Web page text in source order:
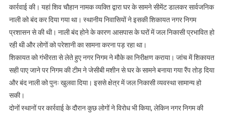
कार्रवाई की। यहां शिव चौहान नामक व्यक्ति द्वारा घर के सामने सीमेंट डालकर सार्वजनिक
नाली को बंद कर दिया गया था। स्थानीय निवासियों ने इसकी शिकायत नगर निगम
प्रशासन से की थी। नाली बंद होने के कारण आसपास के घरों में जल निकासी प्रभावित हो
रही थी और लोगों को परेशानी का सामना करना पड़ रहा था।
शिकायत को गंभीरता से लेते हुए नगर निगम ने मौके का निरीक्षण कराया। जांच में शिकायत
सही पाए जाने पर निगम की टीम ने जेसीबी मशीन से घर के सामने बनाया गया रैंप तोड़ दिया
और बंद नाली को पुनः खुलवा दिया। इससे क्षेत्र में जल निकासी व्यवस्था सामान्य हो
सकी।
दोनों स्थानों पर कार्रवाई के दौरान कुछ लोगों ने विरोध भी किया, लेकिन नगर निगम की